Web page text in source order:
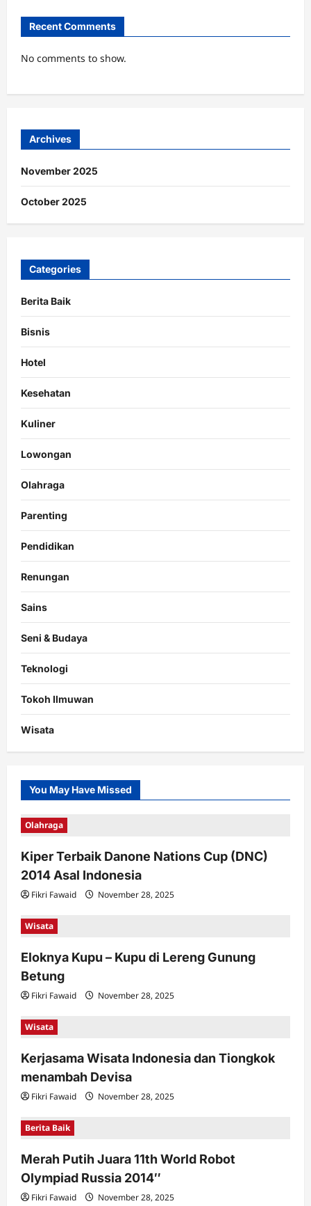
Recent Comments
No comments to show.
Archives
November 2025
October 2025
Categories
Berita Baik
Bisnis
Hotel
Kesehatan
Kuliner
Lowongan
Olahraga
Parenting
Pendidikan
Renungan
Sains
Seni & Budaya
Teknologi
Tokoh Ilmuwan
Wisata
You May Have Missed
Olahraga
Kiper Terbaik Danone Nations Cup (DNC)
2014 Asal Indonesia
Fikri Fawaid November 28, 2025
Wisata
Eloknya Kupu – Kupu di Lereng Gunung
Betung
Fikri Fawaid November 28, 2025
Wisata
Kerjasama Wisata Indonesia dan Tiongkok
menambah Devisa
Fikri Fawaid November 28, 2025
Berita Baik
Merah Putih Juara 11th World Robot
Olympiad Russia 2014″
Fikri Fawaid November 28, 2025